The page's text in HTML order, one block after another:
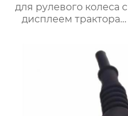
для рулевого колеса с
дисплеем трактора